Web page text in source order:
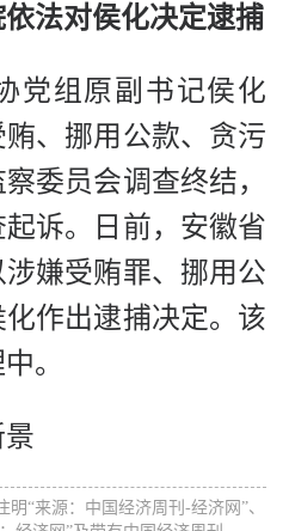
法对侯化决定逮捕
党组原副书记侯化
贿、挪用公款、贪污
委员会调查终结，
诉。日前，安徽省
嫌受贿罪、挪用公
作出逮捕决定。该
。
“来源：中国经济周刊-经济网”、